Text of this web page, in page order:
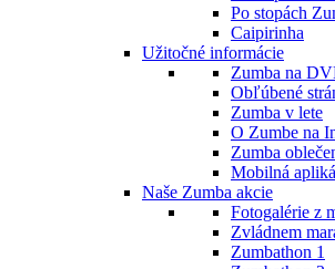
Po stopách
Caipirinha
Užitočné informácie
Zumba na
Obľúbené
Zumba v lete
O Zumbe na
Zumba
Mobilná
Naše Zumba akcie
Fotogalérie z
Zvládnem
Zumbathon 1